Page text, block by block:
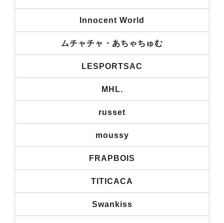
Innocent World
ムチャチャ・あちゃちゅむ
LESPORTSAC
MHL.
russet
moussy
FRAPBOIS
TITICACA
Swankiss